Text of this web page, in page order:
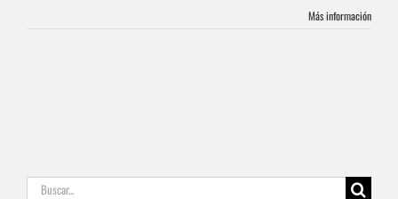
Más información
Buscar: